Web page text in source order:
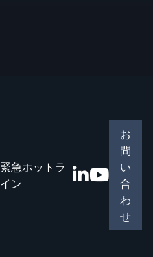
緊急ホットラ
イン
お
問
い
合
わ
せ